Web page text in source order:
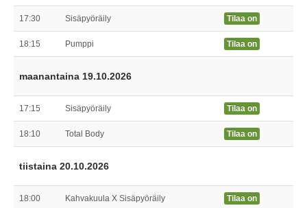
17:30 Sisäpyöräily Tilaa on
18:15 Pumppi Tilaa on
maanantaina 19.10.2026
17:15 Sisäpyöräily Tilaa on
18:10 Total Body Tilaa on
tiistaina 20.10.2026
18:00 Kahvakuula X Sisäpyöräily Tilaa on